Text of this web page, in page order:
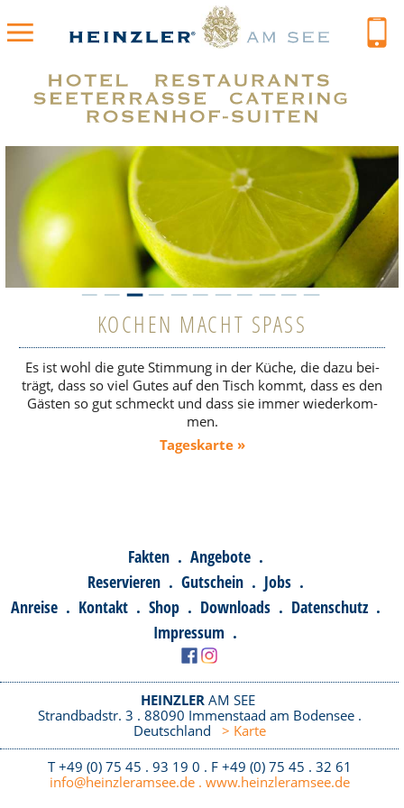
KOCHEN MACHT SPASS
Es ist wohl die gute Stim­mung in der Küche, die dazu bei­
trägt, dass so viel Gutes auf den Tisch kommt, dass es den
Gästen so gut schmeckt und dass sie immer wie­der­kom­
men.
Tages­karte »
Fakten. Angebote.
Reservieren. Gutschein. Jobs.
Anreise. Kontakt. Shop. Downloads. Datenschutz.
Impressum .
HEINZLER AM SEE
Strandbadstr. 3 . 88090 Immenstaad am Bodensee .
Deutschland > Karte
T +49 (0) 75 45 . 93 19 0 . F +49 (0) 75 45 . 32 61
info@heinzleramsee.de. www.heinzleramsee.de